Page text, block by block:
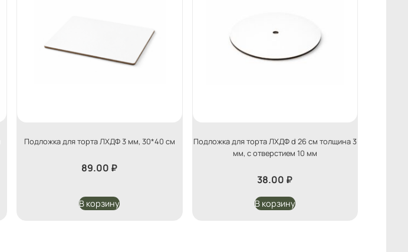
Подложка для торта ЛХДФ 3 мм, 30*40 см
89.00 ₽
В корзину
Подложка для торта ЛХДФ d 26 см толщина 3
мм, с отверстием 10 мм
38.00 ₽
В корзину